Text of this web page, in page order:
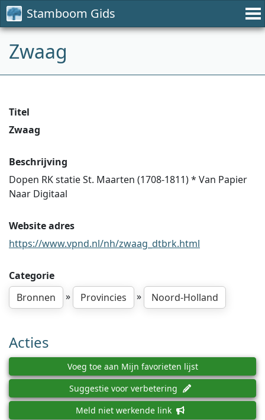
Stamboom Gids
Zwaag
Titel
Zwaag
Beschrijving
Dopen RK statie St. Maarten (1708-1811) * Van Papier
Naar Digitaal
Website adres
https://www.vpnd.nl/nh/zwaag_dtbrk.html
Categorie
Bronnen
» Provincies » Noord-Holland
Acties
Voeg toe aan Mijn favorieten lijst
Suggestie voor verbetering
Meld niet werkende link